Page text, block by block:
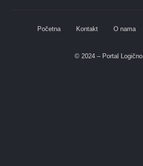
Početna Kontakt O nama
© 2024 – Portal Logično